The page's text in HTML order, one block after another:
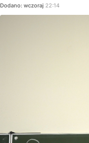
Dodano: wczoraj 22:14